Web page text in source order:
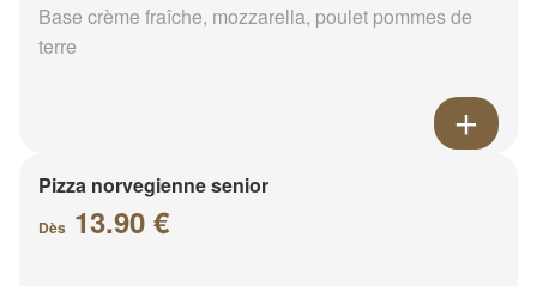
Base crème fraîche, mozzarella, poulet pommes de
terre
Pizza norvegienne senior
Dès 13.90 €